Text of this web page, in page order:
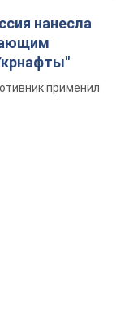
нанесла
применил